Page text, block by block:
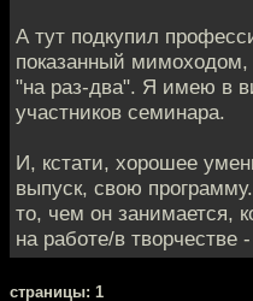
А тут подкупил
показанный мимоходом,
"на раз-два". Я имею в
участников семинара.
И, кстати, хорошее
выпуск, свою
то, чем он занимается,
на работе/в творчестве
cтраницы: 1